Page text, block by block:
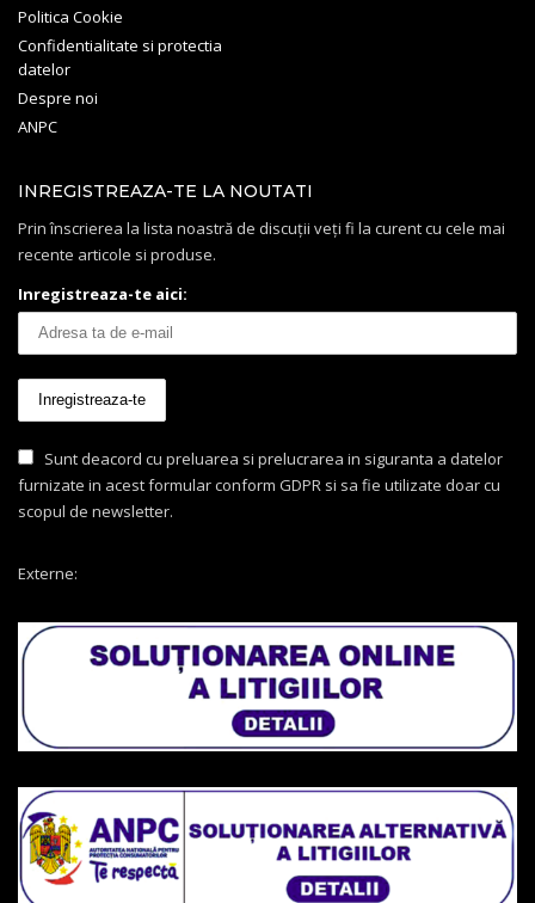
Politica Cookie
Confidentialitate si protectia
datelor
Despre noi
ANPC
INREGISTREAZA-TE LA NOUTATI
Prin înscrierea la lista noastră de discuții veți fi la curent cu cele mai
recente articole si produse.
Inregistreaza-te aici:
Sunt deacord cu preluarea si prelucrarea in siguranta a datelor
furnizate in acest formular conform GDPR si sa fie utilizate doar cu
scopul de newsletter.
Externe: